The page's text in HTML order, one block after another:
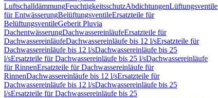
LuftschalldämmungFeuchtigkeitsschutzAbdichtungenLüftungsventile
für EntwässerungBelüftungsventileErsatzteile für
BelüftungsventileGeberit Pluvia
DachentwässerungDachwassereinläufeErsatzteile für
DachwassereinläufeDachwassereinläufe bis 12 l/sErsatzteile für
Dachwassereinläufe bis 12 l/sDachwassereinläufe bis 25
l/sErsatzteile für Dachwassereinläufe bis 25 l/sDachwassereinläufe
für RinnenErsatzteile für Dachwassereinläufe für
RinnenDachwassereinläufe bis 12 l/sErsatzteile für
Dachwassereinläufe bis 12 l/sDachwassereinläufe bis 25
l/sErsatzteile für Dachwassereinläufe bis 25